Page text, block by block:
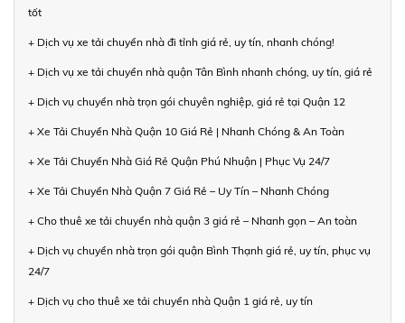
tốt
+ Dịch vụ xe tải chuyển nhà đi tỉnh giá rẻ, uy tín, nhanh chóng!
+ Dịch vụ xe tải chuyển nhà quận Tân Bình nhanh chóng, uy tín, giá rẻ
+ Dịch vụ chuyển nhà trọn gói chuyên nghiệp, giá rẻ tại Quận 12
+ Xe Tải Chuyển Nhà Quận 10 Giá Rẻ | Nhanh Chóng & An Toàn
+ Xe Tải Chuyển Nhà Giá Rẻ Quận Phú Nhuận | Phục Vụ 24/7
+ Xe Tải Chuyển Nhà Quận 7 Giá Rẻ – Uy Tín – Nhanh Chóng
+ Cho thuê xe tải chuyển nhà quận 3 giá rẻ – Nhanh gọn – An toàn
+ Dịch vụ chuyển nhà trọn gói quận Bình Thạnh giá rẻ, uy tín, phục vụ
24/7
+ Dịch vụ cho thuê xe tải chuyển nhà Quận 1 giá rẻ, uy tín